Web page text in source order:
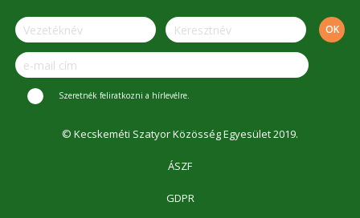
Szeretnék feliratkozni a hírlevélre.
© Kecskeméti Szatyor Közösség Egyesület 2019.
ÁSZF
GDPR